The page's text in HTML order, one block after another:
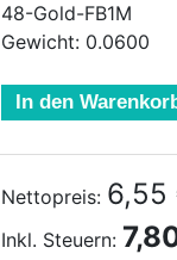
48-Gold-FB1M
Gewicht: 0.0600
In den
Nettopreis: 6,55
Inkl. Steuern: